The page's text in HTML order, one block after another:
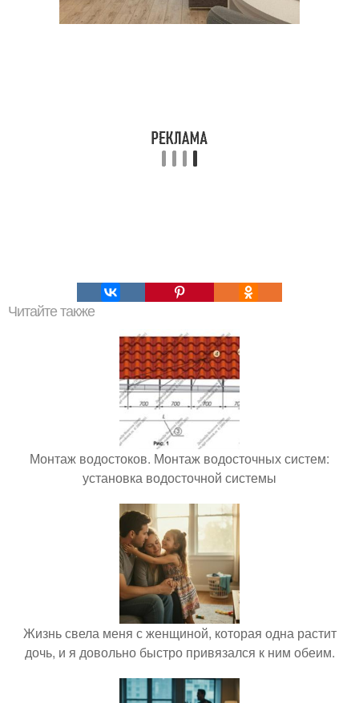
Читайте также
Монтаж водостоков. Монтаж водосточных систем:
установка водосточной системы
Жизнь свела меня с женщиной, которая одна растит
дочь, и я довольно быстро привязался к ним обеим.